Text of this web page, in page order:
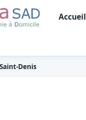
Accueil
Saint-Denis